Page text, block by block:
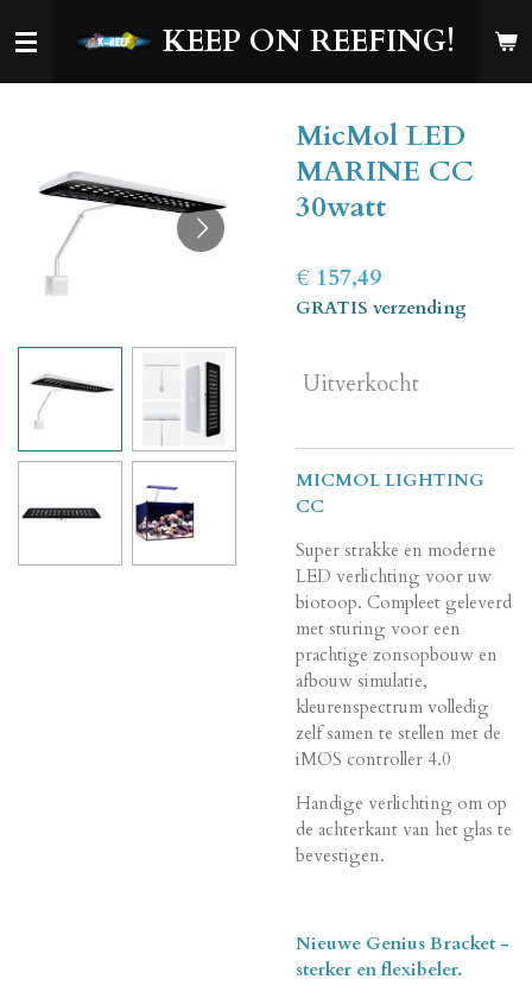
direct
KEEP ON REEFING!
MicMol LED
MARINE CC
30watt
€ 157,49
GRATIS verzending
Uitverkocht
MICMOL LIGHTING
CC
Super strakke en moderne
LED verlichting voor uw
biotoop. Compleet geleverd
met sturing voor een
prachtige zonsopbouw en
afbouw simulatie,
kleurenspectrum volledig
zelf samen te stellen met de
iMOS controller 4.0
Handige verlichting om op
de achterkant van het glas te
bevestigen.
Nieuwe Genius Bracket -
sterker en flexibeler.